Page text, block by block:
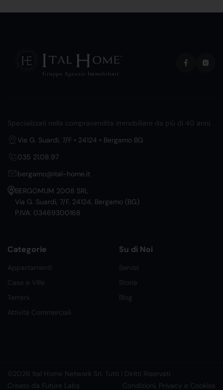
Specializzati nella compravendita immobiliare da più di 40 anni.
Via G. Suardi, 7/F • 24124 • Bergamo BG
035 21.08.97
bergamo@ital-home.it
BERGOMUM 2008 SRL
Via G. Suardi, 7/F, 24124, Bergamo (BG)
P.IVA: 03469300168
Categorie
Appartamenti
Case e Ville
Terreni
Attività Commerciali
Su di Noi
Servizi
Storia
Blog
©2026 Ital Home Network Srl. Tutti i Diritti Riservati.
Creato da Future Labs
Condizioni, Privacy e Cookies